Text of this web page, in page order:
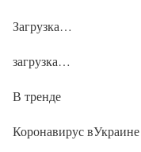
Загрузка…
загрузка…
В тренде
Коронавирус вУкраине